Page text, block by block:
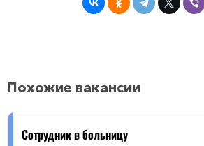
Похожие вакансии
Сотрудник в больницу